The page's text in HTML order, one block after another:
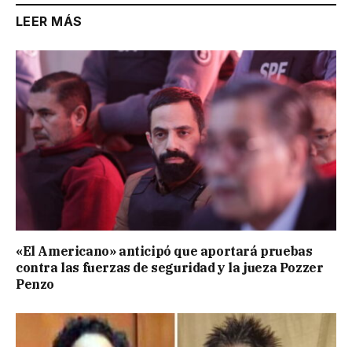
LEER MÁS
«El Americano» anticipó que aportará pruebas
contra las fuerzas de seguridad y la jueza Pozzer
Penzo